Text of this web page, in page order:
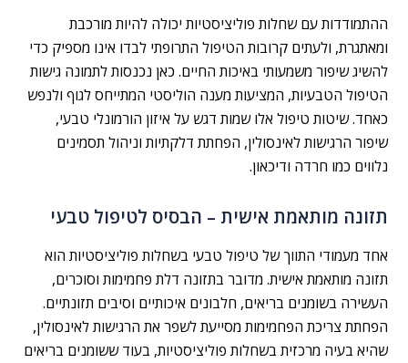
ההתמודדות עם שחלות פוליציסטיות יכולה להיות מורכבת
ומאתגרת, ולעתים קרובות הטיפול התרופתי לבדו אינו מספיק כדי
להשיג שיפור משמעותי באיכות החיים. כאן נכנסות לתמונה גישות
הטיפול הטבעיות, המציעות מענה הוליסטי המתייחס לגוף ולנפש
כאחד. שיטות טיפול אלו שמות דגש על איזון הורמונלי טבעי,
שיפור הרגישות לאינסולין, הפחתת דלקתיות וניהול תסמינים
נלווים כמו חרדה ודיכאון.
תזונה מותאמת אישית – הבסיס לטיפול טבעי
אחד מעמודי התווך של טיפול טבעי בשחלות פוליציסטיות הוא
תזונה מותאמת אישית. מדובר בתזונה דלת פחמימות וסוכרים,
העשירה בשומנים בריאים, חלבונים איכותיים וסיבים תזונתיים.
הפחתת צריכת הפחמימות מסייעת לשפר את הרגישות לאינסולין,
שהיא בעיה מרכזית בשחלות פוליציסטיות, בעוד ששומנים בריאים